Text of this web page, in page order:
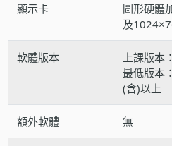
顯示卡
圖形硬體
及
軟體版本
上課版
最低版本
(含)以上
額外軟體 無